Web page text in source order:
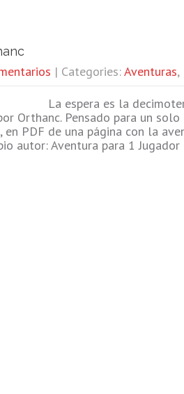
| Categories:Aventuras,
La espera es la
Orthanc. Pensado para un
PDF de una página con la
autor: Aventura para 1 Jugador